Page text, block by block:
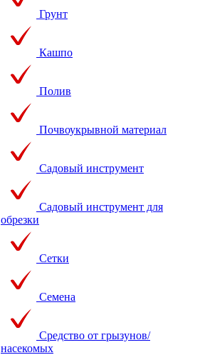
Грунт
Кашпо
Полив
Почвоукрывной материал
Садовый инструмент
Садовый инструмент для
обрезки
Сетки
Семена
Средство от грызунов/
насекомых